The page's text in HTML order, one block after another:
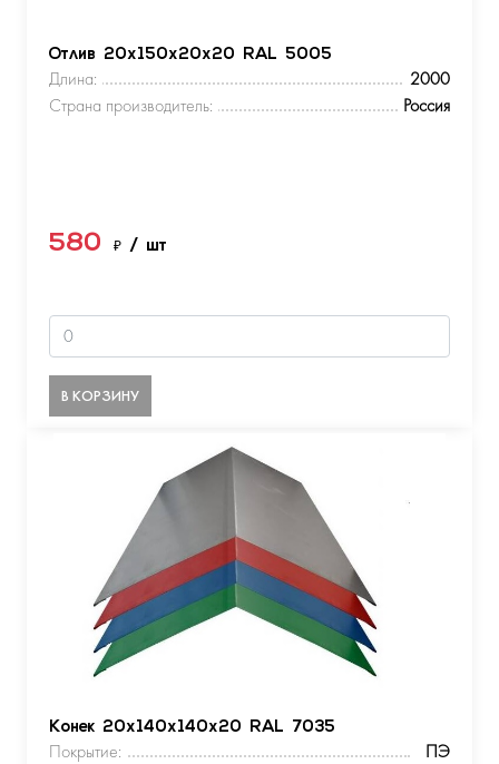
Отлив 20х150х20х20 RAL 5005
Длина:
2000
Страна производитель:
Россия
580 ₽ / шт
В КОРЗИНУ
Конек 20х140х140х20 RAL 7035
Покрытие:
ПЭ